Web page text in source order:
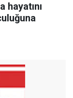
hayatını